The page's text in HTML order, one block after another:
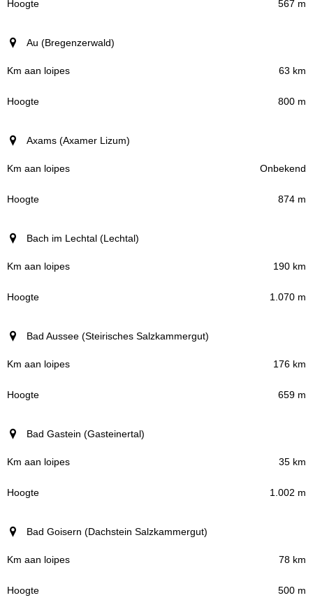
567 m
Au (Bregenzerwald)
63 km
800 m
Axams (Axamer Lizum)
Onbekend
874 m
Bach im Lechtal (Lechtal)
190 km
1.070 m
Bad Aussee (Steirisches Salzkammergut)
176 km
659 m
Bad Gastein (Gasteinertal)
35 km
1.002 m
Bad Goisern (Dachstein Salzkammergut)
78 km
500 m